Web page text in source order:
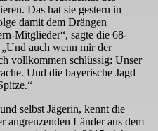
Das hat sie gestern in
damit dem Drängen
Mitglieder“, sagte die 68-
auch wenn mir der
vollkommen schlüssig: Unser
Und die bayerische Jagd
selbst Jägerin, kennt die
angrenzenden Länder aus dem